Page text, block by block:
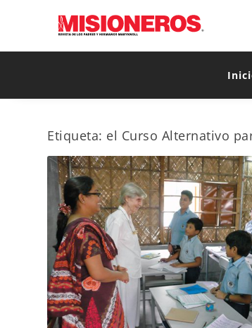
Etiqueta: el Curso Alternativo